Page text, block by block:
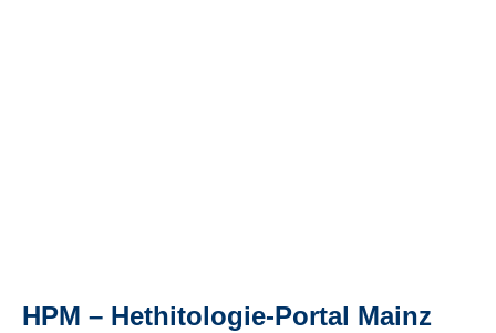
HPM – Hethitologie-Portal Mainz